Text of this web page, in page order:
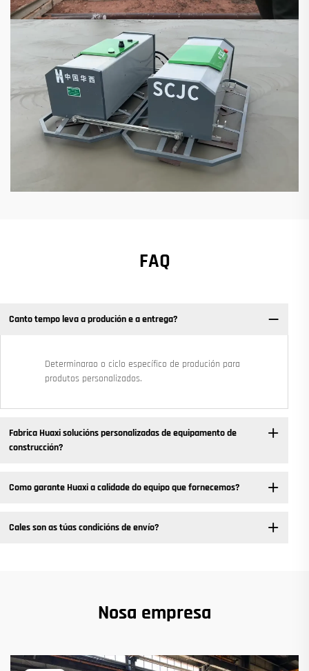
FAQ
Canto tempo leva a produción e a entrega?
Determinarao o ciclo específico de produción para
produtos personalizados.
Fabrica Huaxi solucións personalizadas de equipamento de
construcción?
Como garante Huaxi a calidade do equipo que fornecemos?
Cales son as túas condicións de envío?
Nosa empresa